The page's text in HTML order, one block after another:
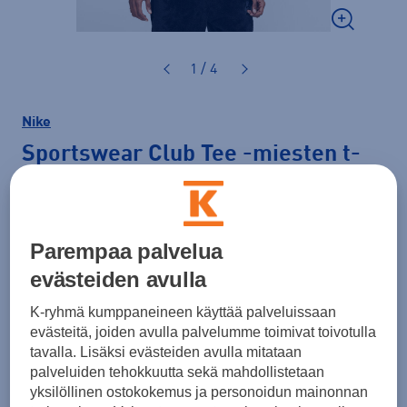
1 / 4
Nike
Sportswear Club Tee -miesten t-
Parempaa palvelua
evästeiden avulla
K-ryhmä kumppaneineen käyttää palveluissaan
evästeitä, joiden avulla palvelumme toimivat toivotulla
tavalla. Lisäksi evästeiden avulla mitataan
palveluiden tehokkuutta sekä mahdollistetaan
yksilöllinen ostokokemus ja personoidun mainonnan